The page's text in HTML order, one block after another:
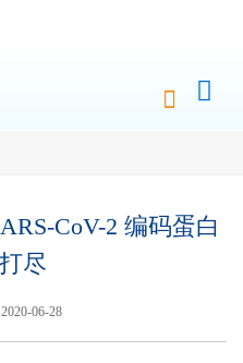
CoV-2 编码蛋白
尽
06-28